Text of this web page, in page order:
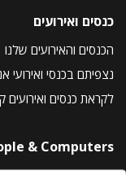
כנסים ואירועים
הכנסים והאירועים שלנו
נצפיתם בכנסי ואירועי
לקראת כנסים ואירועים
& Computers